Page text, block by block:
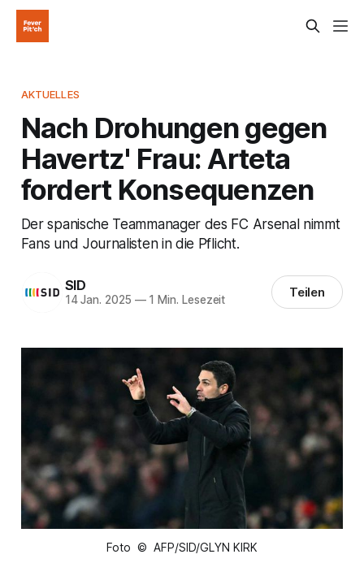
AKTUELLES
Nach Drohungen gegen
Havertz' Frau: Arteta
fordert Konsequenzen
Der spanische Teammanager des FC Arsenal nimmt
Fans und Journalisten in die Pflicht.
SID
14 Jan. 2025 —1 Min. Lesezeit Teilen
Foto © AFP/SID/GLYN KIRK